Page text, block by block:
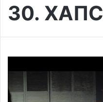
30. ХАПС